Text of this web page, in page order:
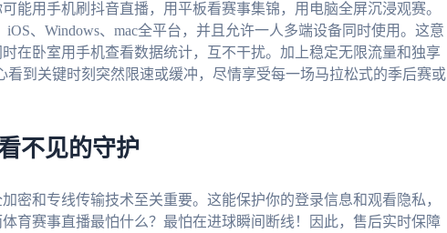
能用手机刷抖音直播，用平板看赛事集锦，用电脑全屏沉浸观赛。
、Windows、mac全平台，并且允许一人多端设备同时使用。这意
在卧室用手机查看数据统计，互不干扰。加上稳定无限流量和独享
看到关键时刻突然限速或缓冲，尽情享受每一场马拉松式的季后赛或
不见的守护
密和专线传输技术至关重要。这能保护你的登录信息和观看隐私，
育赛事直播最怕什么？最怕在进球瞬间断线！因此，售后实时保障